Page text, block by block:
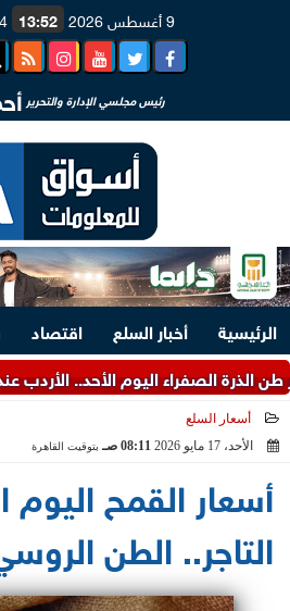
9 أغسطس 2026 13:52
24
رئيس مجلسي الإدارة والتحرير
الرئيسية أخبار السلع اقتصاد
اليوم الأحد.. الأردب عند التاجر
أسعار السلع
الأحد، 17 مايو 2026
08:11 صـ بتوقيت القاهرة
أسعار القمح اليوم
التاجر.. الطن